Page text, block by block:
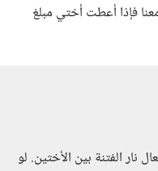
فإذا أعطت أختي مبلغ
نار الفتنة بين الأختين. لو